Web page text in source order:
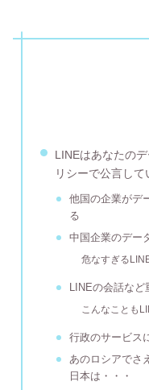
LINEはあなたの
リシーで公言して
他国の企業がデ
る
中国企業のデー
危なすぎる
LINEの会話な
こんなことも
行政のサービス
あのロシアでさ
日本は・・・